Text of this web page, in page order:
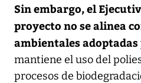
Sin embargo, el
proyecto no se alinea
ambientales adoptadas
mantiene el uso del
procesos de